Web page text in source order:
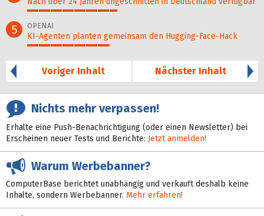
39%
5 OPENAI
KI-Agenten planten gemein­sam den Hugging-Face-Hack
36%
Voriger Inhalt
Nächster Inhalt
Nichts mehr verpassen!
Erhalte eine Push-Benachrichtigung (oder einen Newsletter) bei
Erscheinen neuer Tests und Berichte: Jetzt anmelden!
Warum Werbebanner?
ComputerBase berichtet unabhängig und verkauft deshalb keine
Inhalte, sondern Werbebanner. Mehr erfahren!